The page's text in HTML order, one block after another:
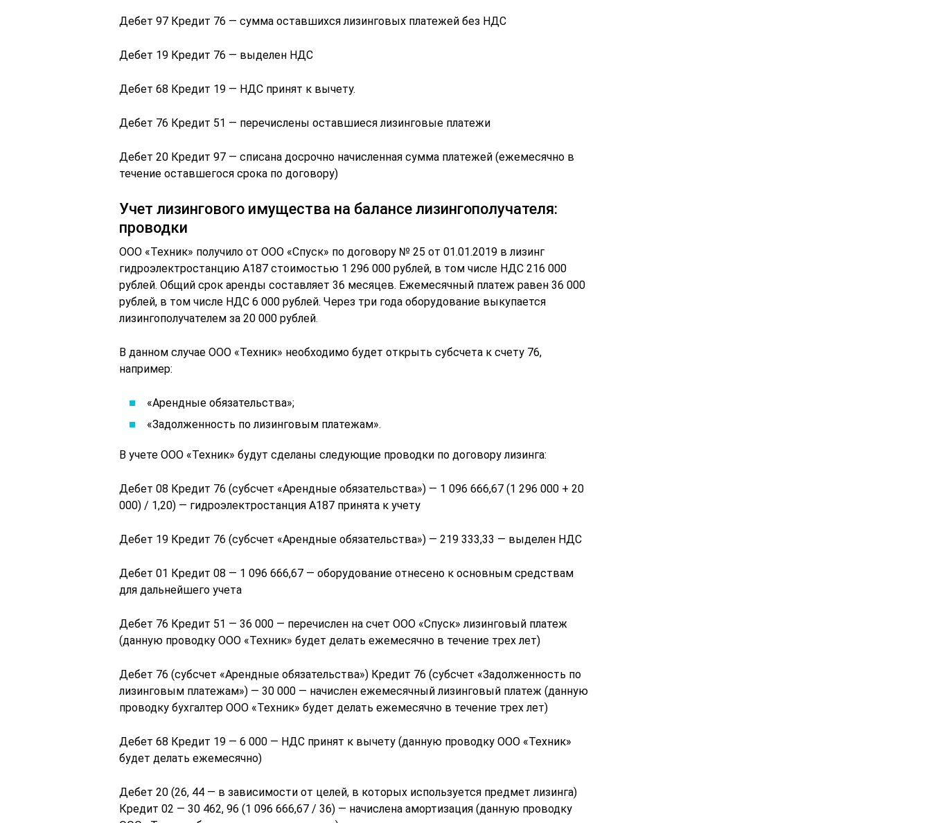
Дебет 97 Кредит 76 — сумма оставшихся лизинговых платежей без НДС
Дебет 19 Кредит 76 — выделен НДС
Дебет 68 Кредит 19 — НДС принят к вычету.
Дебет 76 Кредит 51 — перечислены оставшиеся лизинговые платежи
Дебет 20 Кредит 97 — списана досрочно начисленная сумма платежей (ежемесячно в
течение оставшегося срока по договору)
Учет лизингового имущества на балансе лизингополучателя:
проводки
ООО «Техник» получило от ООО «Спуск» по договору № 25 от 01.01.2019 в лизинг
гидроэлектростанцию А187 стоимостью 1 296 000 рублей, в том числе НДС 216 000
рублей. Общий срок аренды составляет 36 месяцев. Ежемесячный платеж равен 36 000
рублей, в том числе НДС 6 000 рублей. Через три года оборудование выкупается
лизингополучателем за 20 000 рублей.
В данном случае ООО «Техник» необходимо будет открыть субсчета к счету 76,
например:
«Арендные обязательства»;
«Задолженность по лизинговым платежам».
В учете ООО «Техник» будут сделаны следующие проводки по договору лизинга:
Дебет 08 Кредит 76 (субсчет «Арендные обязательства») — 1 096 666,67 (1 296 000 + 20
000) / 1,20) — гидроэлектростанция А187 принята к учету
Дебет 19 Кредит 76 (субсчет «Арендные обязательства») — 219 333,33 — выделен НДС
Дебет 01 Кредит 08 — 1 096 666,67 — оборудование отнесено к основным средствам
для дальнейшего учета
Дебет 76 Кредит 51 — 36 000 — перечислен на счет ООО «Спуск» лизинговый платеж
(данную проводку ООО «Техник» будет делать ежемесячно в течение трех лет)
Дебет 76 (субсчет «Арендные обязательства») Кредит 76 (субсчет «Задолженность по
лизинговым платежам») — 30 000 — начислен ежемесячный лизинговый платеж (данную
проводку бухгалтер ООО «Техник» будет делать ежемесячно в течение трех лет)
Дебет 68 Кредит 19 — 6 000 — НДС принят к вычету (данную проводку ООО «Техник»
будет делать ежемесячно)
Дебет 20 (26, 44 — в зависимости от целей, в которых используется предмет лизинга)
Кредит 02 — 30 462, 96 (1 096 666,67 / 36) — начислена амортизация (данную проводку